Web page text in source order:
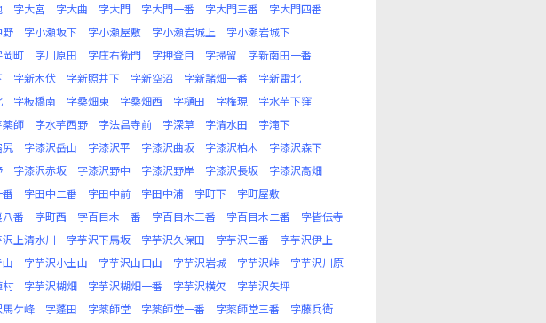
字大宮 字大曲 字大門 字大門一番 字大門三番
字大門四番
野 字小瀬坂下 字小瀬屋敷 字小瀬岩城上
字小瀬岩城下
岡町 字川原田 字庄右衛門 字押登目 字掃留
字新南田一番
字新木伏 字新照井下 字新空沼 字新諸畑一番
字新雷北
字板橋南 字桑畑東 字桑畑西 字樋田 字権現
字水芋下窪
薬師 字水芋西野 字法昌寺前 字深草 字清水田
字滝下
尻 字漆沢岳山 字漆沢平 字漆沢曲坂 字漆沢柏木
字漆沢森下
字漆沢赤坂 字漆沢野中 字漆沢野岸 字漆沢長坂
字漆沢高畑
字田中二番 字田中前 字田中浦 字町下
字町屋敷
番 字町西 字百目木一番 字百目木三番 字百目木二番
字皆伝寺
沢上清水川 字芋沢下馬坂 字芋沢久保田 字芋沢二番
字芋沢伊上
字芋沢小土山 字芋沢山口山 字芋沢岩城 字芋沢峠
字芋沢川原
村 字芋沢楜畑 字芋沢楜畑一番 字芋沢横欠
字芋沢矢坪
馬ケ峰 字蓬田 字薬師堂 字薬師堂一番 字薬師堂三番
字藤兵衛